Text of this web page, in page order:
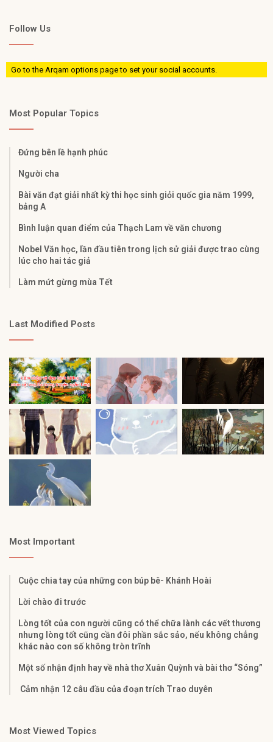
Follow Us
Go to the Arqam options page to set your social accounts.
Most Popular Topics
Đứng bên lề hạnh phúc
Người cha
Bài văn đạt giải nhất kỳ thi học sinh giỏi quốc gia năm 1999,
bảng A
Bình luận quan điểm của Thạch Lam về văn chương
Nobel Văn học, lần đầu tiên trong lịch sử giải được trao cùng
lúc cho hai tác giả
Làm mứt gừng mùa Tết
Last Modified Posts
Most Important
Cuộc chia tay của những con búp bê- Khánh Hoài
Lời chào đi trước
Lòng tốt của con người cũng có thể chữa lành các vết thương
nhưng lòng tốt cũng cần đôi phần sắc sảo, nếu không chẳng
khác nào con số không tròn trĩnh
Một số nhận định hay về nhà thơ Xuân Quỳnh và bài thơ “Sóng”
Cảm nhận 12 câu đầu của đoạn trích Trao duyên
Most Viewed Topics